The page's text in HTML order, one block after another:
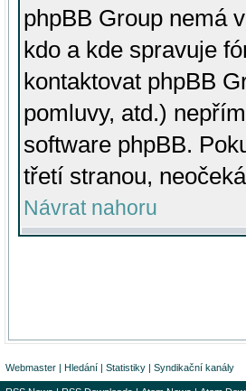
phpBB Group nemá
kdo a kde spravuje
kontaktovat phpBB
pomluvy, atd.)
software phpBB.
třetí stranou,
Návrat nahoru
Webmaster | Hledání | Statistiky | Syndikační kanály